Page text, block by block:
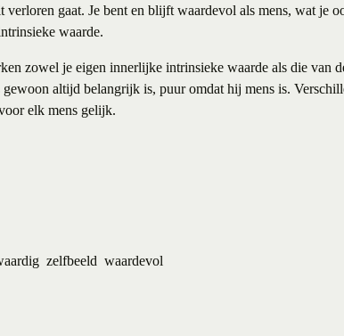
gaat. Je bent en blijft waardevol als mens, wat je
waarde.
zowel je eigen innerlijke intrinsieke waarde als die van
altijd belangrijk is, puur omdat hij mens is.
elk mens gelijk.
zelfbeeld waardevol